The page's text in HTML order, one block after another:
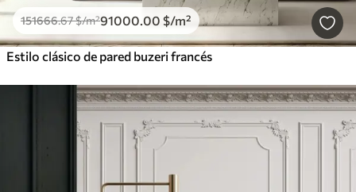
151666.67$/m²91000.00 $/m²
Estilo clásico de pared buzeri francés